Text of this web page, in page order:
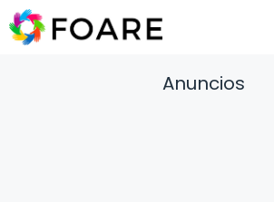
Saltar
al
Anuncios